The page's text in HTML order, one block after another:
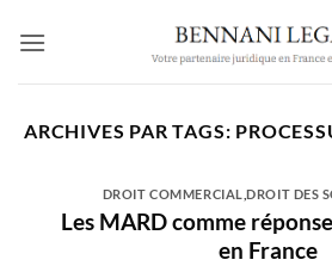
ARCHIVES PAR TAGS:
DROIT COMMERCIAL ,DROIT DES
Les MARD comme
en France